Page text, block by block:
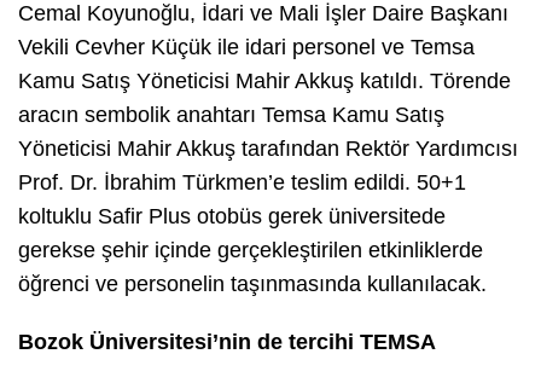
Cemal Koyunoğlu, İdari ve Mali İşler Daire Başkanı
Vekili Cevher Küçük ile idari personel ve Temsa
Kamu Satış Yöneticisi Mahir Akkuş katıldı. Törende
aracın sembolik anahtarı Temsa Kamu Satış
Yöneticisi Mahir Akkuş tarafından Rektör Yardımcısı
Prof. Dr. İbrahim Türkmen’e teslim edildi. 50+1
koltuklu Safir Plus otobüs gerek üniversitede
gerekse şehir içinde gerçekleştirilen etkinliklerde
öğrenci ve personelin taşınmasında kullanılacak.
Bozok Üniversitesi’nin de tercihi TEMSA